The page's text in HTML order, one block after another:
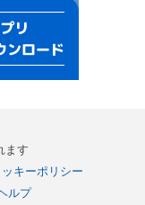
ます
ッキーポリシー
ルプ